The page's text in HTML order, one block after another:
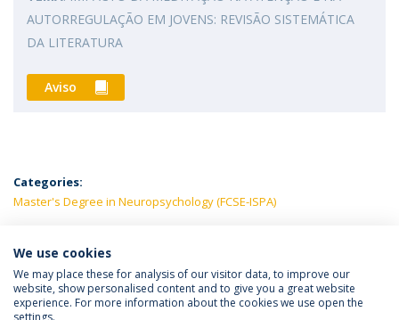
AUTORREGULAÇÃO EM JOVENS: REVISÃO SISTEMÁTICA
DA LITERATURA
Aviso
Categories:
Master's Degree in Neuropsychology (FCSE-ISPA)
LATEST NEWS
Política de Privacidade
Termos e Condições
We use cookies
We may place these for analysis of our visitor data, to improve our
website, show personalised content and to give you a great website
experience. For more information about the cookies we use open the
settings.